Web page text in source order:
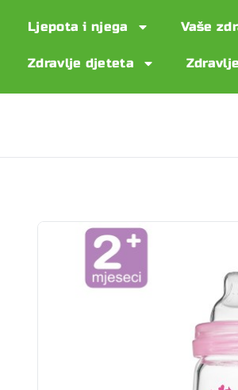
Ljepota i njega Vaše
Zdravlje djeteta